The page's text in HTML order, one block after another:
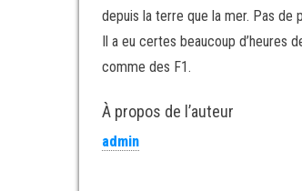
depuis la terre que la mer. Pas de
Il a eu certes beaucoup d’heures
comme des F1.
À propos de l’auteur
admin